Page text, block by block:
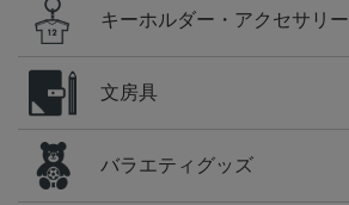
キーホルダー・アクセサリー
文房具
バラエティグッズ